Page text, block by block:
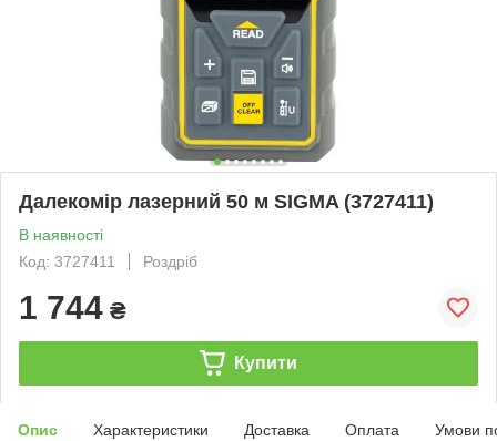
Далекомір лазерний 50 м SIGMA (3727411)
В наявності
Код: 3727411
Роздріб
1 744 ₴
Купити
Опис Характеристики Доставка Оплата Умови